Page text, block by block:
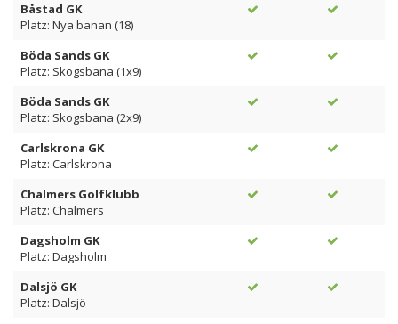
Båstad GK
Platz: Nya banan (18)
Böda Sands GK
Platz: Skogsbana (1x9)
Böda Sands GK
Platz: Skogsbana (2x9)
Carlskrona GK
Platz: Carlskrona
Chalmers Golfklubb
Platz: Chalmers
Dagsholm GK
Platz: Dagsholm
Dalsjö GK
Platz: Dalsjö